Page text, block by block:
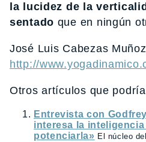
la lucidez de la
sentado que en ningún
José Luis Cabezas
http://
Otros artículos que
Entrevista con
interesa la
potenciarla» El núcleo